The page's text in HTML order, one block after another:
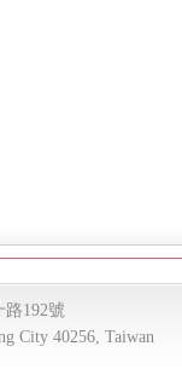
路192號
City 40256, Taiwan